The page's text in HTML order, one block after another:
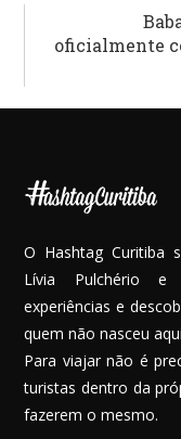
oficialmente
O Hashtag Curitiba
Lívia Pulchério e
experiências e
quem não nasceu
Para viajar não é
turistas dentro da
fazerem o mesmo.